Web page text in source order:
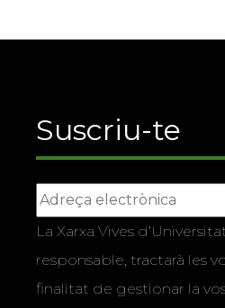
Suscriu-te
La Xarxa Vives
responsable, tractarà les
finalitat de gestionar la